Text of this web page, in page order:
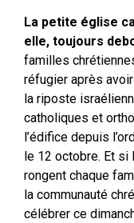
La petite église
elle, toujours
familles
réfugier après
la riposte
catholiques et
l’édifice depuis
le 12 octobre. Et si
rongent chaque
la communauté
célébrer ce